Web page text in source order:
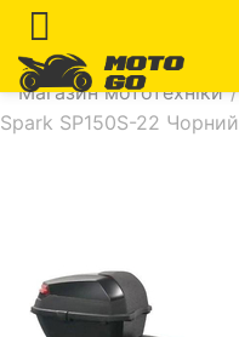
Магазин мототехніки /
Spark SP150S-22 Чорний